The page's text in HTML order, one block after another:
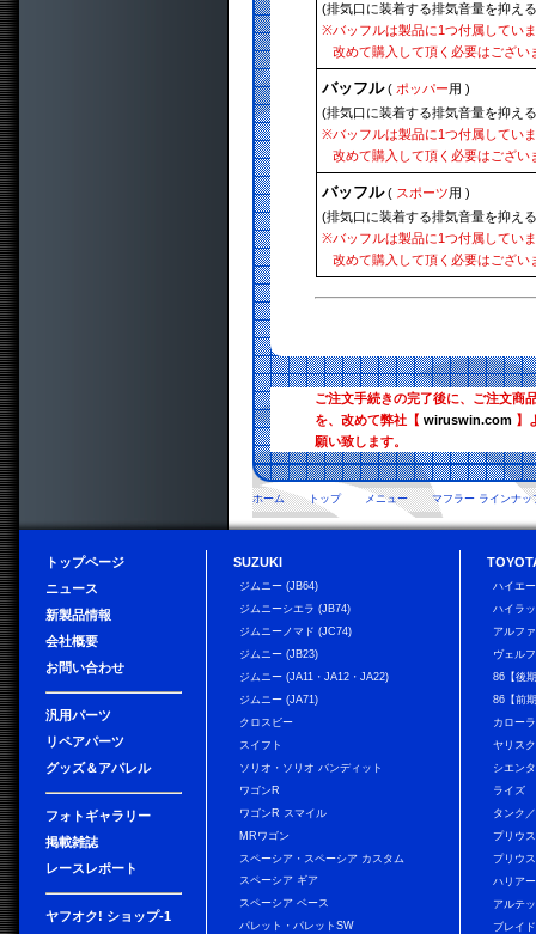
(排気口に装着する排気音量を抑え
※バッフルは製品に1つ付属してい
改めて購入して頂く必要はござい
バッフル( ポッパー用 )
(排気口に装着する排気音量を抑え
※バッフルは製品に1つ付属してい
改めて購入して頂く必要はござい
バッフル( スポーツ用 )
(排気口に装着する排気音量を抑え
※バッフルは製品に1つ付属してい
改めて購入して頂く必要はござい
ご注文手続きの完了後に、ご注文商
を、改めて弊社【wiruswin.com 】
願い致します。
ホーム トップ メニュー マフラー ラインナッ
トップページ
ニュース
新製品情報
会社概要
お問い合わせ
汎用パーツ
リペアパーツ
グッズ＆アパレル
フォトギャラリー
掲載雑誌
レースレポート
ヤフオク! ショップ-1
SUZUKI
ジムニー (JB64)
ジムニーシエラ (JB74)
ジムニーノマド (JC74)
ジムニー (JB23)
ジムニー (JA11・JA12・JA22)
ジムニー (JA71)
クロスビー
スイフト
ソリオ・ソリオ バンディット
ワゴンR
ワゴンR スマイル
MRワゴン
スペーシア・スペーシア カスタム
スペーシア ギア
スペーシア ベース
パレット・パレットSW
ハイエ
ハイラ
アルフ
ヴェル
86【後
86【前
カロー
ヤリス
シエンタ
ライズ
タンク
プリウス
プリウ
ハリアー
アルテ
ブレイド